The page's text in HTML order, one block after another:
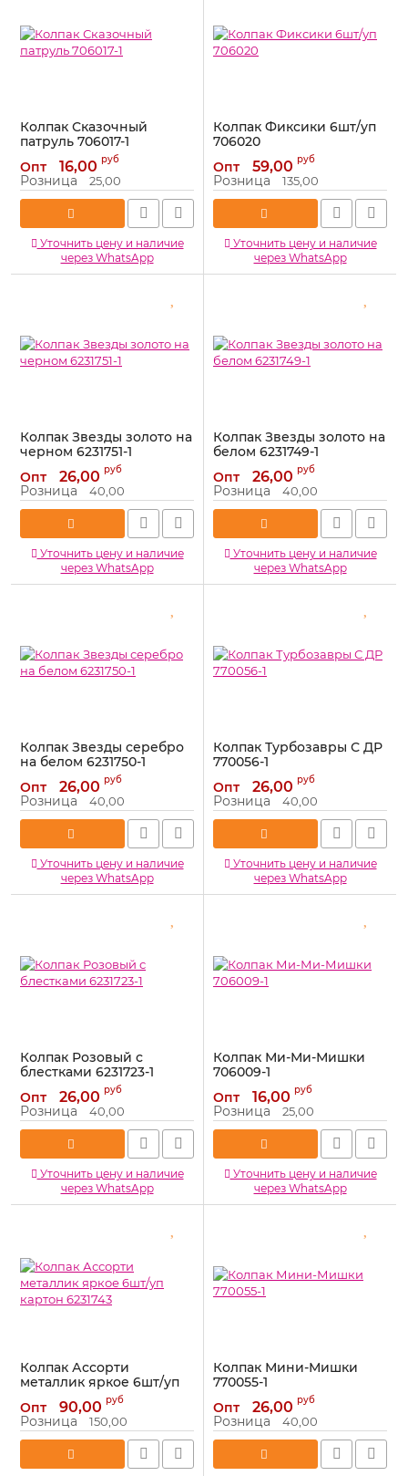
Колпак Сказочный
патруль 706017-1
Артикул: 706017-1
Опт 16,00 руб
Розница 25,00
Уточнить цену и наличие
через WhatsApp
Колпак Фиксики 6шт/уп
706020
Артикул: 706020
Опт 59,00 руб
Розница 135,00
Уточнить цену и наличие
через WhatsApp
Колпак Звезды золото на
черном 6231751-1
Артикул: 6231751-1
Опт 26,00 руб
Розница 40,00
Уточнить цену и наличие
через WhatsApp
Колпак Звезды золото на
белом 6231749-1
Артикул: 6231749-1
Опт 26,00 руб
Розница 40,00
Уточнить цену и наличие
через WhatsApp
Колпак Звезды серебро
на белом 6231750-1
Артикул: 6231750-1
Опт 26,00 руб
Розница 40,00
Уточнить цену и наличие
через WhatsApp
Колпак Турбозавры С ДР
770056-1
Артикул: 770056-1
Опт 26,00 руб
Розница 40,00
Уточнить цену и наличие
через WhatsApp
Колпак Розовый с
блестками 6231723-1
Артикул: 6231723-1
Опт 26,00 руб
Розница 40,00
Уточнить цену и наличие
через WhatsApp
Колпак Ми-Ми-Мишки
706009-1
Артикул: 706009-1
Опт 16,00 руб
Розница 25,00
Уточнить цену и наличие
через WhatsApp
Колпак Ассорти
металлик яркое 6шт/уп
картон 6231743
Артикул: 6231743
Опт 90,00 руб
Розница 150,00
Колпак Мини-Мишки
770055-1
Артикул: 770055-1
Опт 26,00 руб
Розница 40,00